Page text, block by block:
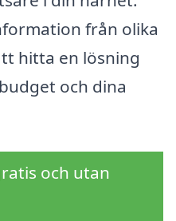
från olika
hitta en lösning
och dina
och utan